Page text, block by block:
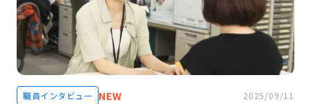
職員インタビュー NEW 2025/09/11